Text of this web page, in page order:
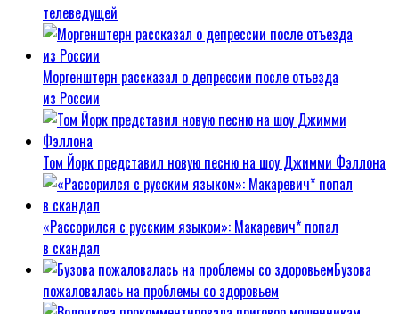
телеведущей
Моргенштерн рассказал о депрессии после отъезда
из России
Том Йорк представил новую песню на шоу Джимми Фэллона
«Рассорился с русским языком»: Макаревич* попал
в скандал
Бузова
пожаловалась на проблемы со здоровьем